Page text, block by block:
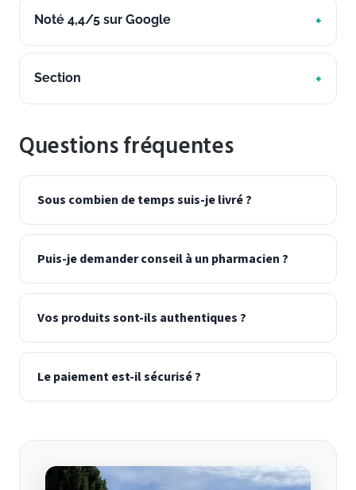
Noté 4,4/5 sur Google
Section
Questions fréquentes
Sous combien de temps suis-je livré ?
Puis-je demander conseil à un pharmacien ?
Vos produits sont-ils authentiques ?
Le paiement est-il sécurisé ?